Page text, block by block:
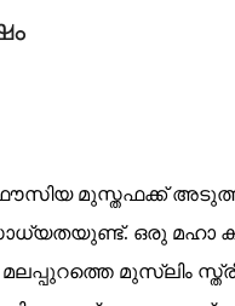
മുസ്തഫക്ക്
ഒരു മഹാ
മുസ്ലിം